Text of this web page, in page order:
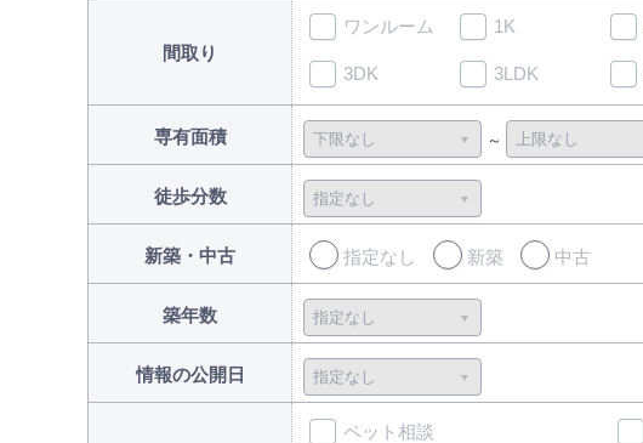
間取り
ワンルーム 1K
3DK 3LDK
専有面積
徒歩分数
新築・中古 指定なし 新築 中古
築年数
情報の公開日
ペット相談